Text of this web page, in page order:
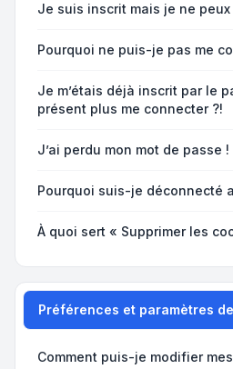
Je suis inscrit mais je ne
Pourquoi ne puis-je pas me
Je m’étais déjà inscrit par le
présent plus me connecter ?!
J’ai perdu mon mot de passe !
Pourquoi suis-je déconnecté
À quoi sert « Supprimer les
Préférences et paramètres
Comment puis-je modifier